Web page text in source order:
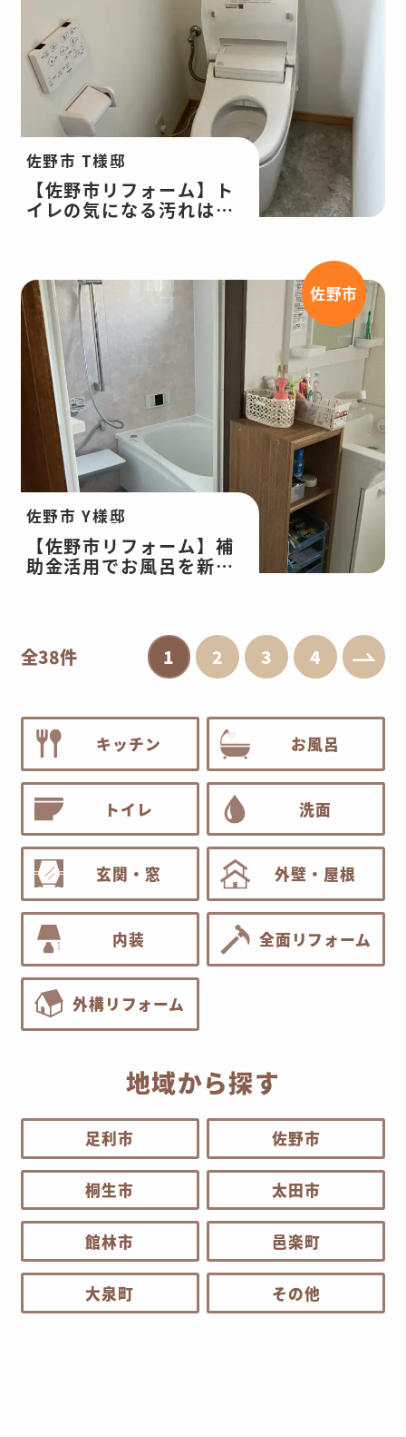
佐野市 T様邸
【佐野市リフォーム】ト
イレの気になる汚れはリ
佐野市
佐野市 Y様邸
【佐野市リフォーム】補
助金活用でお風呂を新品
全38件 1 2 3 4
キッチン お風呂
トイレ 洗面
玄関・窓 外壁・屋根
内装 全面リフォーム
外構リフォーム
地域から探す
足利市 佐野市
桐生市 太田市
館林市 邑楽町
大泉町 その他